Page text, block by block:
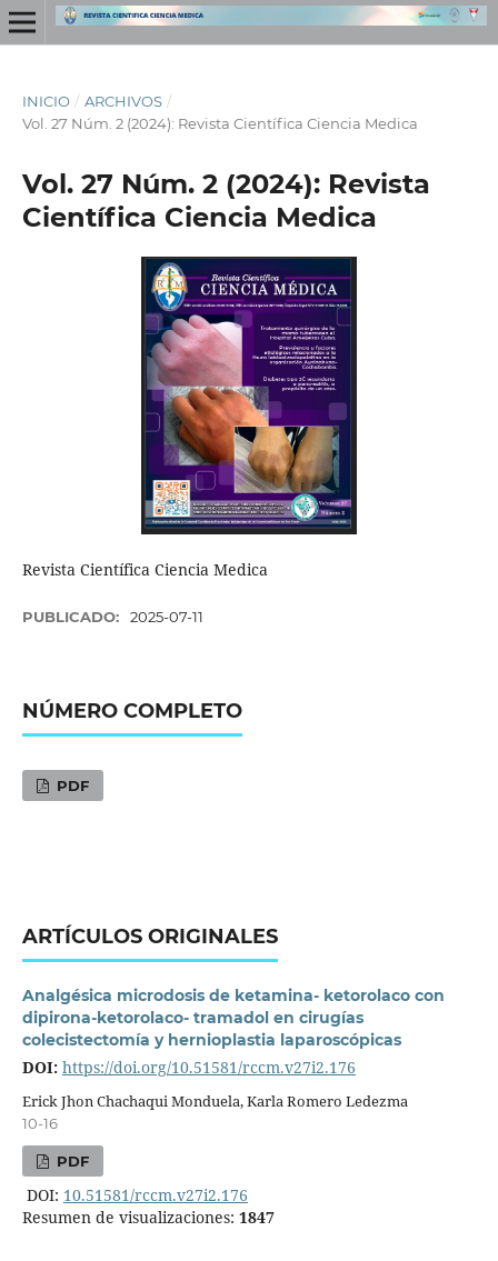
INICIO / ARCHIVOS /
Vol. 27 Núm. 2 (2024): Revista Científica Ciencia Medica
Vol. 27 Núm. 2 (2024): Revista
Científica Ciencia Medica
Revista Científica Ciencia Medica
PUBLICADO: 2025-07-11
NÚMERO COMPLETO
PDF
ARTÍCULOS ORIGINALES
Analgésica microdosis de ketamina- ketorolaco con
dipirona-ketorolaco- tramadol en cirugías
colecistectomía y hernioplastia laparoscópicas
DOI: https://doi.org/10.51581/rccm.v27i2.176
Erick Jhon Chachaqui Monduela, Karla Romero Ledezma
10-16
PDF
DOI: 10.51581/rccm.v27i2.176
Resumen de visualizaciones: 1847